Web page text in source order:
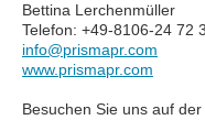
Bettina Lerchenmüller
Telefon: +49-8106-24 72
info@prismapr.com
www.prismapr.com
Besuchen Sie uns auf